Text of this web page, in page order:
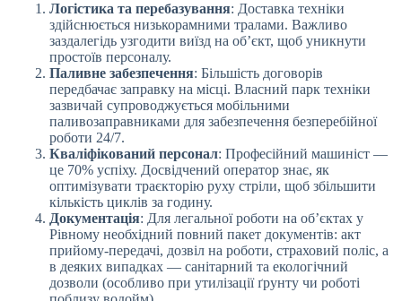
Логістика та перебазування: Доставка техніки
здійснюється низькорамними тралами. Важливо
заздалегідь узгодити виїзд на об’єкт, щоб уникнути
простоїв персоналу.
Паливне забезпечення: Більшість договорів
передбачає заправку на місці. Власний парк техніки
зазвичай супроводжується мобільними
паливозаправниками для забезпечення безперебійної
роботи 24/7.
Кваліфікований персонал: Професійний машиніст —
це 70% успіху. Досвідчений оператор знає, як
оптимізувати траєкторію руху стріли, щоб збільшити
кількість циклів за годину.
Документація: Для легальної роботи на об’єктах у
Рівному необхідний повний пакет документів: акт
прийому-передачі, дозвіл на роботи, страховий поліс, а
в деяких випадках — санітарний та екологічний
дозволи (особливо при утилізації ґрунту чи роботі